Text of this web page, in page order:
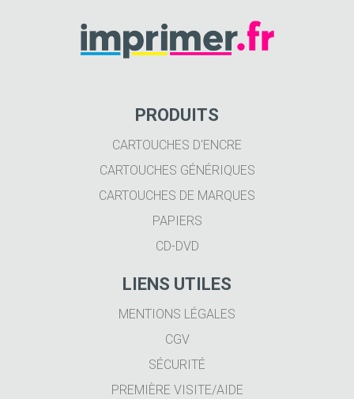
PRODUITS
CARTOUCHES D'ENCRE
CARTOUCHES GÉNÉRIQUES
CARTOUCHES DE MARQUES
PAPIERS
CD-DVD
LIENS UTILES
MENTIONS LÉGALES
CGV
SÉCURITÉ
PREMIÈRE VISITE/AIDE